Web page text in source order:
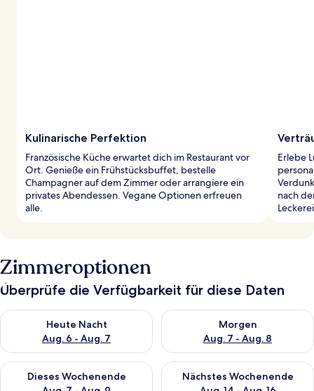
Kulinarische Perfektion
Französische Küche erwartet dich im Restaurant vor
Ort. Genieße ein Frühstücksbuffet, bestelle
Champagner auf dem Zimmer oder arrangiere ein
privates Abendessen. Vegane Optionen erfreuen
alle.
Erlebe
nach
Zimmeroptionen
Überprüfe die Verfügbarkeit für diese Daten
Heute Nacht
Aug. 6 - Aug. 7
Überprüfe die Verfügbarkeit für heute Nacht, Aug. 6 - Aug. 7.
Morgen
Aug. 7 - Aug. 8
Überprüfe die Verfügbarkeit
Dieses Wochenende
Überprüfe die Verfügbarkeit für dieses Wochenende, Aug. 7
Nächstes Wochenende
Überprüfe die Verfügbarkeit